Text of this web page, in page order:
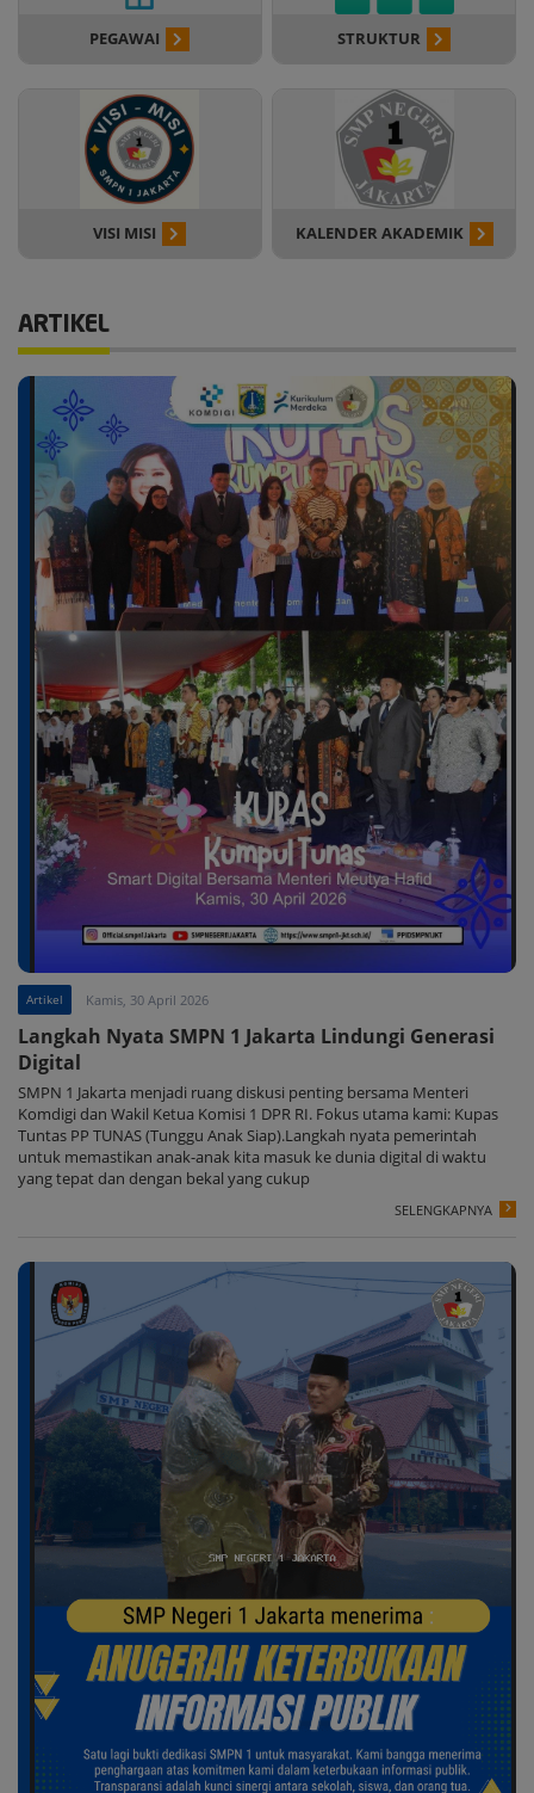
PEGAWAI STRUKTUR
VISI MISI KALENDER AKADEMIK
ARTIKEL
Artikel Kamis, 30 April 2026
Langkah Nyata SMPN 1 Jakarta Lindungi Generasi
Digital
SMPN 1 Jakarta menjadi ruang diskusi penting bersama Menteri
Komdigi dan Wakil Ketua Komisi 1 DPR RI. Fokus utama kami: Kupas
Tuntas PP TUNAS (Tunggu Anak Siap).Langkah nyata pemerintah
untuk memastikan anak-anak kita masuk ke dunia digital di waktu
yang tepat dan dengan bekal yang cukup
SELENGKAPNYA